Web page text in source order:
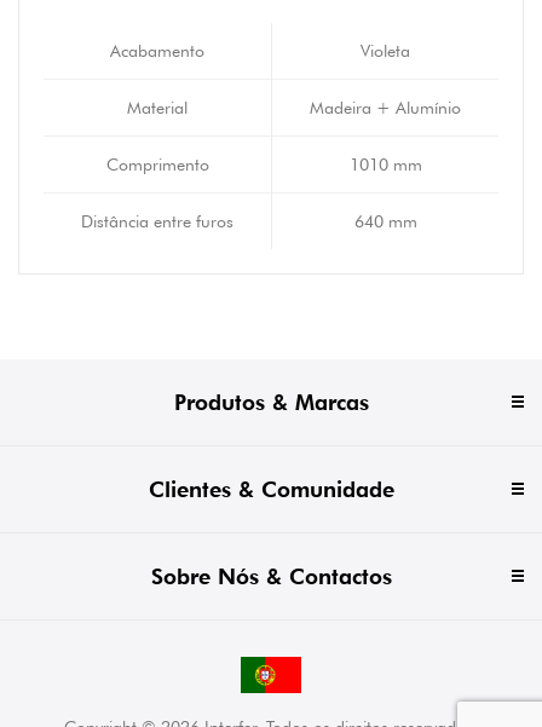
Acabamento Violeta
Material Madeira + Alumínio
Comprimento 1010 mm
Distância entre furos 640 mm
Produtos & Marcas
Clientes & Comunidade
Sobre Nós & Contactos